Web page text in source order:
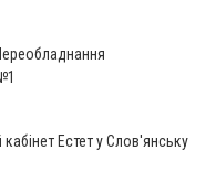
Естет у Слов'янську